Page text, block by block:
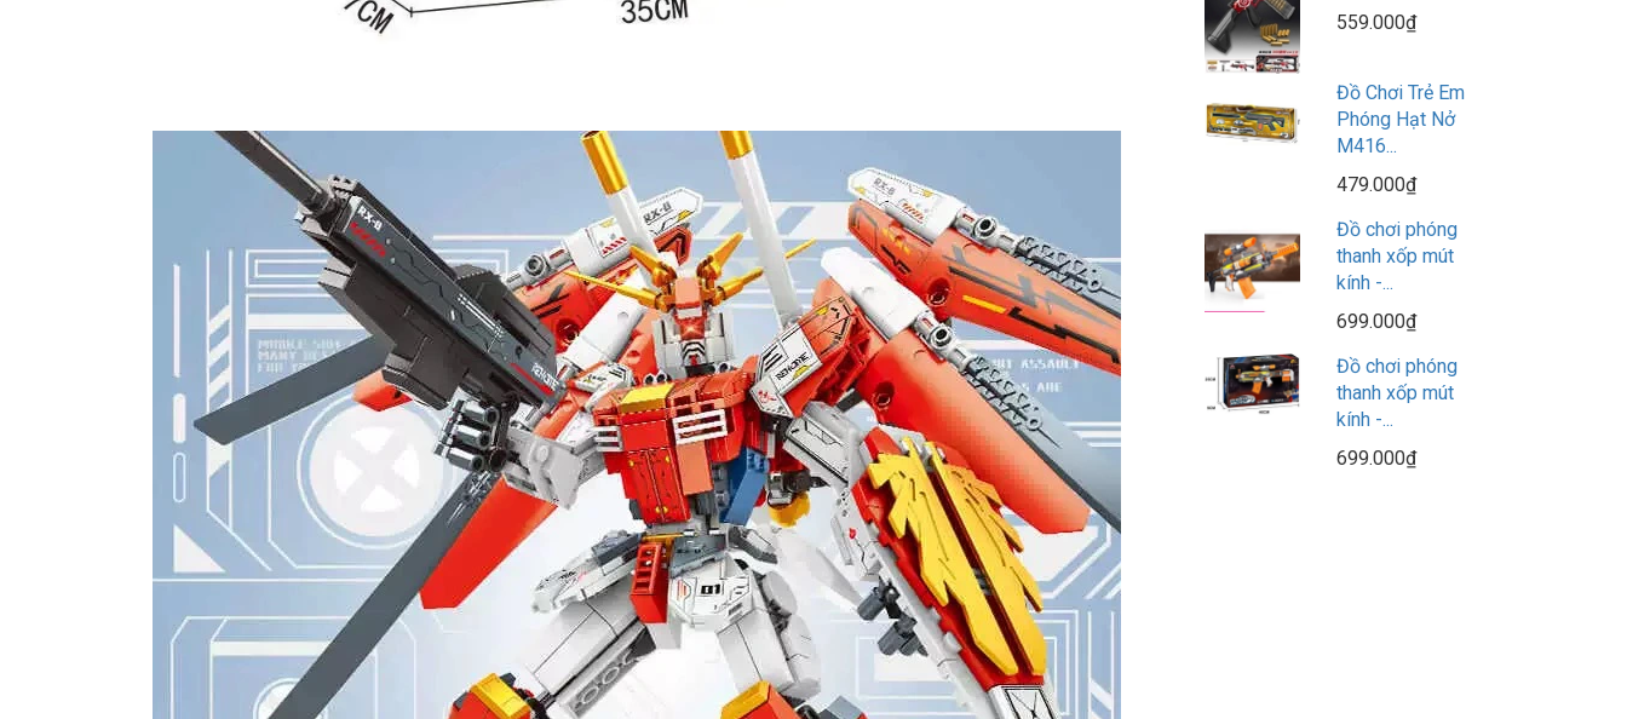
559.000₫
Đồ Chơi Trẻ Em
Phóng Hạt Nở
M416...
479.000₫
Đồ chơi phóng
thanh xốp mút
kính -...
699.000₫
Đồ chơi phóng
thanh xốp mút
kính -...
699.000₫